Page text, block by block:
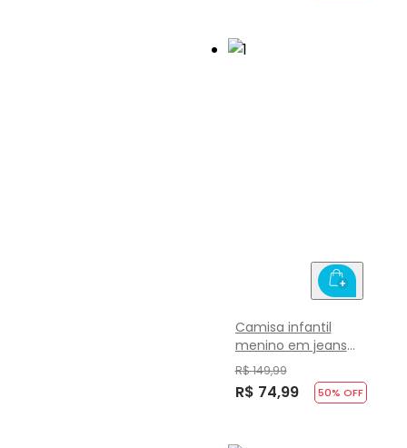
Camisa infantil
menino em jeans
Brandili
R$ 149,99
R$ 74,99 50% OFF